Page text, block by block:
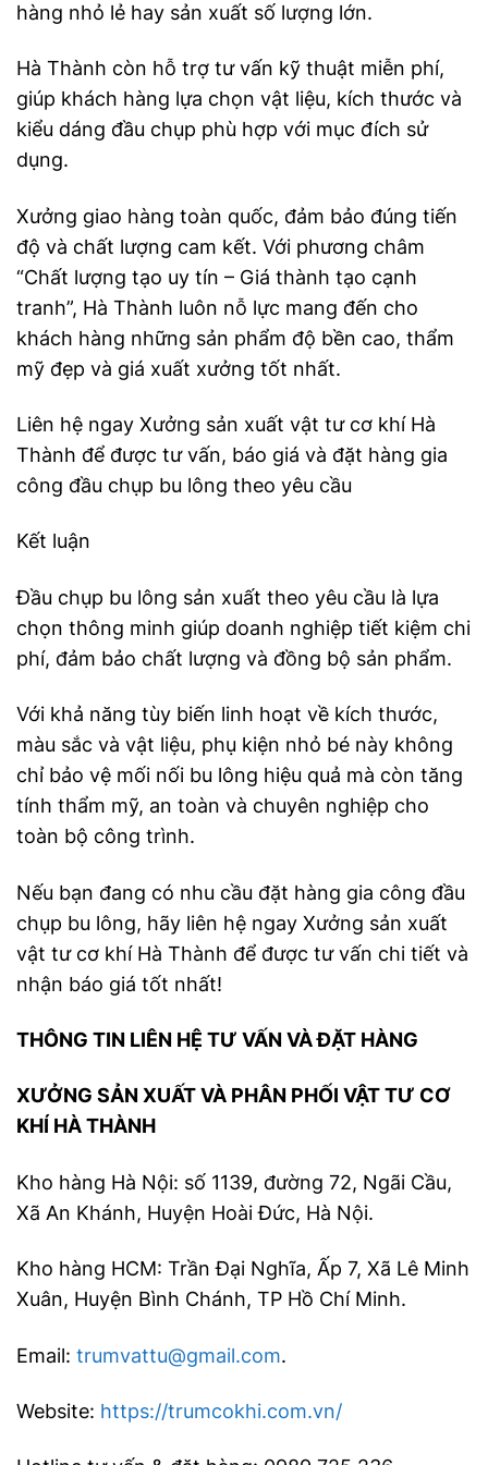
hàng nhỏ lẻ hay sản xuất số lượng lớn.
Hà Thành còn hỗ trợ tư vấn kỹ thuật miễn phí,
giúp khách hàng lựa chọn vật liệu, kích thước và
kiểu dáng đầu chụp phù hợp với mục đích sử
dụng.
Xưởng giao hàng toàn quốc, đảm bảo đúng tiến
độ và chất lượng cam kết. Với phương châm
“Chất lượng tạo uy tín – Giá thành tạo cạnh
tranh”, Hà Thành luôn nỗ lực mang đến cho
khách hàng những sản phẩm độ bền cao, thẩm
mỹ đẹp và giá xuất xưởng tốt nhất.
Liên hệ ngay Xưởng sản xuất vật tư cơ khí Hà
Thành để được tư vấn, báo giá và đặt hàng gia
công đầu chụp bu lông theo yêu cầu
Kết luận
Đầu chụp bu lông sản xuất theo yêu cầu là lựa
chọn thông minh giúp doanh nghiệp tiết kiệm chi
phí, đảm bảo chất lượng và đồng bộ sản phẩm.
Với khả năng tùy biến linh hoạt về kích thước,
màu sắc và vật liệu, phụ kiện nhỏ bé này không
chỉ bảo vệ mối nối bu lông hiệu quả mà còn tăng
tính thẩm mỹ, an toàn và chuyên nghiệp cho
toàn bộ công trình.
Nếu bạn đang có nhu cầu đặt hàng gia công đầu
chụp bu lông, hãy liên hệ ngay Xưởng sản xuất
vật tư cơ khí Hà Thành để được tư vấn chi tiết và
nhận báo giá tốt nhất!
THÔNG TIN LIÊN HỆ TƯ VẤN VÀ ĐẶT HÀNG
XƯỞNG SẢN XUẤT VÀ PHÂN PHỐI VẬT TƯ CƠ
KHÍ HÀ THÀNH
Kho hàng Hà Nội: số 1139, đường 72, Ngãi Cầu,
Xã An Khánh, Huyện Hoài Đức, Hà Nội.
Kho hàng HCM: Trần Đại Nghĩa, Ấp 7, Xã Lê Minh
Xuân, Huyện Bình Chánh, TP Hồ Chí Minh.
Email: trumvattu@gmail.com.
Website: https://trumcokhi.com.vn/